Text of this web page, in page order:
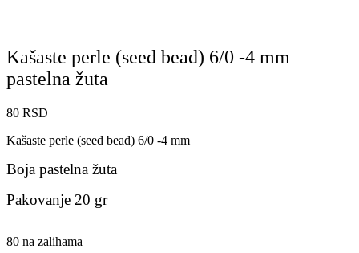
Kašaste perle (seed bead) 6/0 -4 mm
pastelna žuta
80 RSD
Kašaste perle (seed bead) 6/0 -4 mm
Boja pastelna žuta
Pakovanje 20 gr
80 na zalihama